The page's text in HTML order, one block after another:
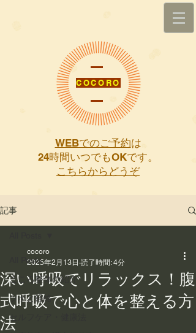
COCORO
WEBでのご予約は
​24時間いつでもOKです。
こちらからどうぞ
記事
All Posts
こころ整体の紹介
ツボと経絡
セルフケア・健康法
深い呼吸でリラックス！腹
式呼吸で心と体を整える方
法
cocoro
2025年2月13日 読了時間: 4分